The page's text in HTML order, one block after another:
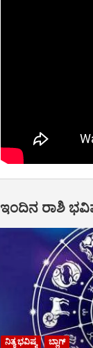
ಇಂದಿನ ರಾಶಿ
ನಿತ್ಯ ಭವಿಷ್ಯ ಬ್ಲಾಗ್